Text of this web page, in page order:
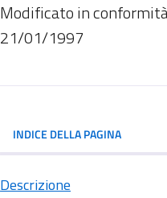
Dettagli del
Modificato in
21/01/1997
INDICE DELLA PAGINA
Descrizione